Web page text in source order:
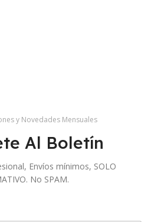
y Novedades Mensuales
Al Boletín
Envíos mínimos, SOLO
No SPAM.